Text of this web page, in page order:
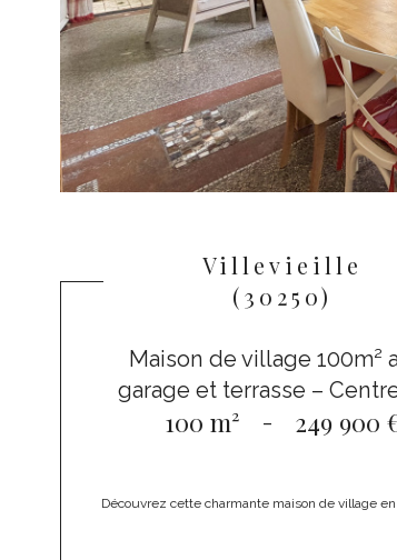
Villevieille
(30250)
Maison de village 100m²
garage et terrasse –
100 m² - 249 900
Découvrez cette charmante maison de village